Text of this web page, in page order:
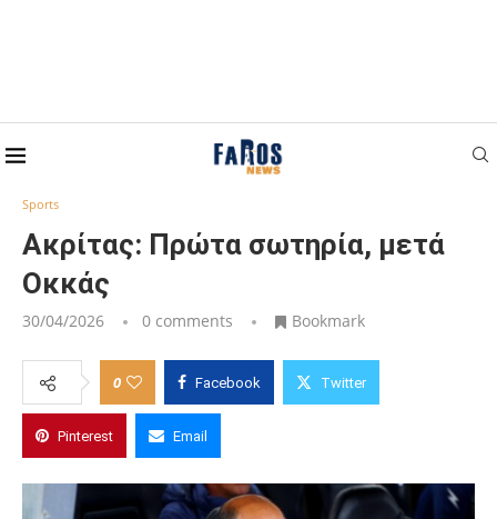
Home Ακρίτας: Πρώτα σωτηρία, μετά Οκκάς
Sports
Ακρίτας: Πρώτα σωτηρία, μετά
Οκκάς
30/04/2026 0 comments Bookmark
0 Facebook Twitter
Pinterest Email